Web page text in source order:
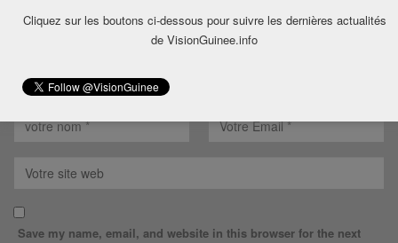
Save my name, email, and website in this browser for the next
Cliquez sur les boutons ci-dessous pour suivre les dernières actualités
de VisionGuinee.info